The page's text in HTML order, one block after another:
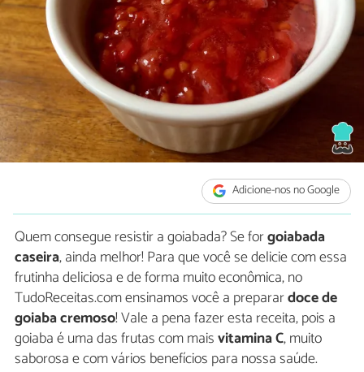
Adicione-nos no Google
Quem consegue resistir a goiabada? Se forgoiabada
caseira, ainda melhor! Para que você se delicie com essa
frutinha deliciosa e de forma muito econômica, no
TudoReceitas.com ensinamos você a preparardoce de
goiaba cremoso! Vale a pena fazer esta receita, pois a
goiaba é uma das frutas com maisvitamina C, muito
saborosa e com vários benefícios para nossa saúde.